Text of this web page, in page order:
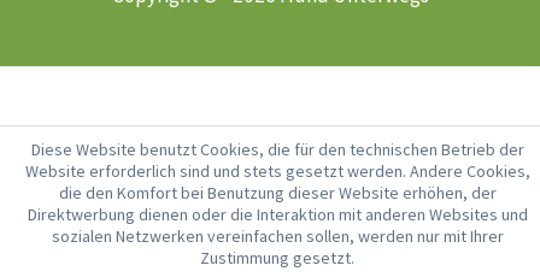
Diese Website benutzt Cookies, die für den technischen Betrieb der
Website erforderlich sind und stets gesetzt werden. Andere Cookies,
die den Komfort bei Benutzung dieser Website erhöhen, der
Direktwerbung dienen oder die Interaktion mit anderen Websites und
sozialen Netzwerken vereinfachen sollen, werden nur mit Ihrer
Zustimmung gesetzt.